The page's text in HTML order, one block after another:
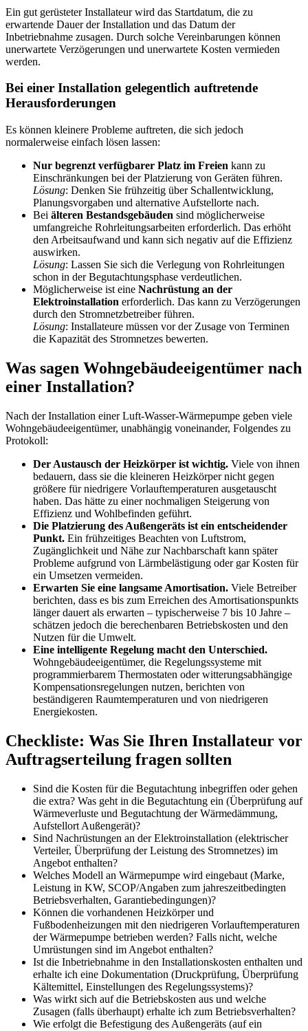
Ein gut gerüsteter Installateur wird das Startdatum, die zu
erwartende Dauer der Installation und das Datum der
Inbetriebnahme zusagen. Durch solche Vereinbarungen können
unerwartete Verzögerungen und unerwartete Kosten vermieden
werden.
Bei einer Installation gelegentlich auftretende
Herausforderungen
Es können kleinere Probleme auftreten, die sich jedoch
normalerweise einfach lösen lassen:
Nur begrenzt verfügbarer Platz im Freien kann zu
Einschränkungen bei der Platzierung von Geräten führen.
Lösung: Denken Sie frühzeitig über Schallentwicklung,
Planungsvorgaben und alternative Aufstellorte nach.
Bei älteren Bestandsgebäuden sind möglicherweise
umfangreiche Rohrleitungsarbeiten erforderlich. Das erhöht
den Arbeitsaufwand und kann sich negativ auf die Effizienz
auswirken.
Lösung: Lassen Sie sich die Verlegung von Rohrleitungen
schon in der Begutachtungsphase verdeutlichen.
Möglicherweise ist eine Nachrüstung an der
Elektroinstallation erforderlich. Das kann zu Verzögerungen
durch den Stromnetzbetreiber führen.
Lösung: Installateure müssen vor der Zusage von Terminen
die Kapazität des Stromnetzes bewerten.
Was sagen Wohngebäudeeigentümer nach
einer Installation?
Nach der Installation einer Luft-Wasser-Wärmepumpe geben viele
Wohngebäudeeigentümer, unabhängig voneinander, Folgendes zu
Protokoll:
Der Austausch der Heizkörper ist wichtig. Viele von ihnen
bedauern, dass sie die kleineren Heizkörper nicht gegen
größere für niedrigere Vorlauftemperaturen ausgetauscht
haben. Das hätte zu einer nochmaligen Steigerung von
Effizienz und Wohlbefinden geführt.
Die Platzierung des Außengeräts ist ein entscheidender
Punkt. Ein frühzeitiges Beachten von Luftstrom,
Zugänglichkeit und Nähe zur Nachbarschaft kann später
Probleme aufgrund von Lärmbelästigung oder gar Kosten für
ein Umsetzen vermeiden.
Erwarten Sie eine langsame Amortisation. Viele Betreiber
berichten, dass es bis zum Erreichen des Amortisationspunkts
länger dauert als erwarten – typischerweise 7 bis 10 Jahre –
schätzen jedoch die berechenbaren Betriebskosten und den
Nutzen für die Umwelt.
Eine intelligente Regelung macht den Unterschied.
Wohngebäudeeigentümer, die Regelungssysteme mit
programmierbarem Thermostaten oder witterungsabhängige
Kompensationsregelungen nutzen, berichten von
beständigeren Raumtemperaturen und von niedrigeren
Energiekosten.
Checkliste: Was Sie Ihren Installateur vor
Auftragserteilung fragen sollten
Sind die Kosten für die Begutachtung inbegriffen oder gehen
die extra? Was geht in die Begutachtung ein (Überprüfung auf
Wärmeverluste und Begutachtung der Wärmedämmung,
Aufstellort Außengerät)?
Sind Nachrüstungen an der Elektroinstallation (elektrischer
Verteiler, Überprüfung der Leistung des Stromnetzes) im
Angebot enthalten?
Welches Modell an Wärmepumpe wird eingebaut (Marke,
Leistung in KW, SCOP/Angaben zum jahreszeitbedingten
Betriebsverhalten, Garantiebedingungen)?
Können die vorhandenen Heizkörper und
Fußbodenheizungen mit den niedrigeren Vorlauftemperaturen
der Wärmepumpe betrieben werden? Falls nicht, welche
Umrüstungen sind im Angebot enthalten?
Ist die Inbetriebnahme in den Installationskosten enthalten und
erhalte ich eine Dokumentation (Druckprüfung, Überprüfung
Kältemittel, Einstellungen des Regelungssystems)?
Was wirkt sich auf die Betriebskosten aus und welche
Zusagen (falls überhaupt) erhalte ich zum Betriebsverhalten?
Wie erfolgt die Befestigung des Außengeräts (auf ein